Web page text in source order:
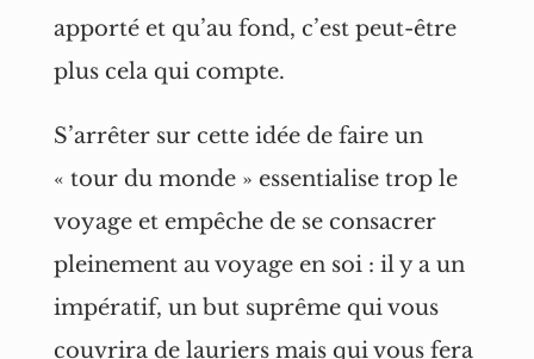
apporté et qu’au fond, c’est peut-être
plus cela qui compte.
S’arrêter sur cette idée de faire un
« tour du monde » essentialise trop le
voyage et empêche de se consacrer
pleinement au voyage en soi : il y a un
impératif, un but suprême qui vous
couvrira de lauriers mais qui vous fera